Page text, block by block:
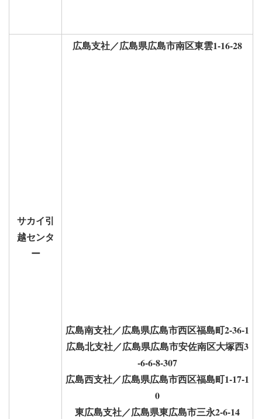
サカイ引
越センタ
ー
広島支社／広島県広島市南区東雲1-16-28
広島南支社／広島県広島市西区福島町2-36-1
広島北支社／広島県広島市安佐南区大塚西3
-6-6-8-307
広島西支社／広島県広島市西区福島町1-17-1
0
東広島支社／広島県東広島市三永2-6-14